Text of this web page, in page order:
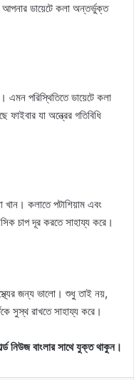
ডায়েটে কলা অন্তর্ভুক্ত
এমন পরিস্থিতিতে ডায়েটে কলা
যা অন্ত্রের গতিবিধি
কলাতে পটাশিয়াম এবং
চাপ দূর করতে সাহায্য করে।
জন্য ভালো। শুধু তাই নয়,
সুস্থ রাখতে সাহায্য করে।
নিউজ বাংলার সাথে যুক্ত থাকুন।